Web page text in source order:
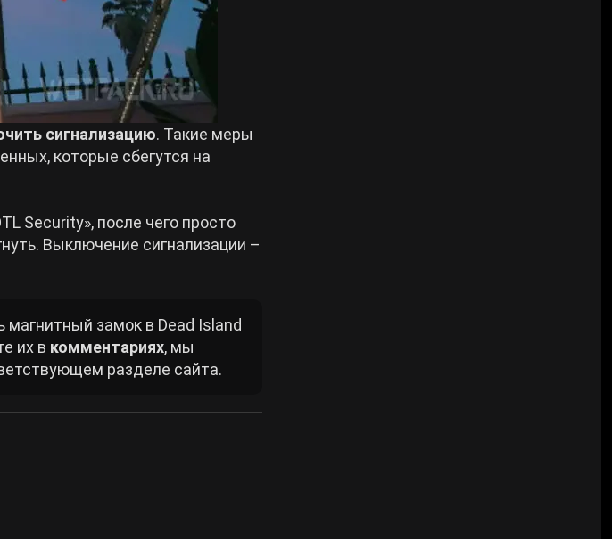
сигнализацию. Такие меры
которые сбегутся на
Security», после чего просто
Выключение сигнализации –
замок в Dead Island
их в комментариях, мы
разделе сайта.